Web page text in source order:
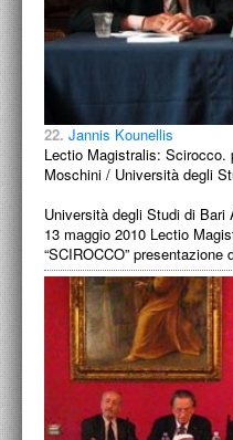
22. Jannis Kounellis
Lectio Magistralis: Scirocco.
Moschini / Università degli
Università degli Studi di
13 maggio 2010 Lectio
“SCIROCCO”